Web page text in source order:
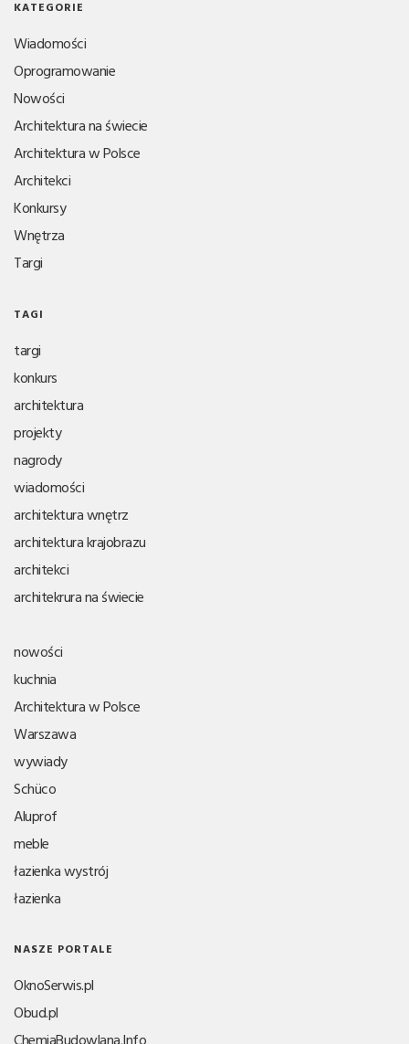
KATEGORIE
Wiadomości
Oprogramowanie
Nowości
Architektura na świecie
Architektura w Polsce
Architekci
Konkursy
Wnętrza
Targi
TAGI
targi
konkurs
architektura
projekty
nagrody
wiadomości
architektura wnętrz
architektura krajobrazu
architekci
architekrura na świecie
nowości
kuchnia
Architektura w Polsce
Warszawa
wywiady
Schüco
Aluprof
meble
łazienka wystrój
łazienka
NASZE PORTALE
OknoSerwis.pl
Obud.pl